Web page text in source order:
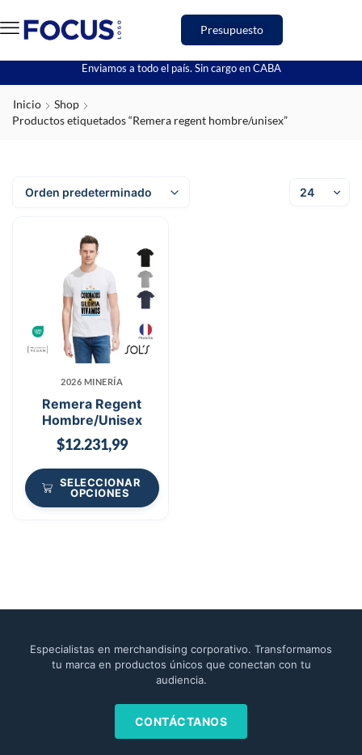
Presupuesto
Enviamos a todo el país. Sin cargo en CABA
Inicio
Shop
Productos etiquetados “Remera regent hombre/unisex”
2026 MINERÍA
Remera Regent
Hombre/Unisex
$12.231,99
SELECCIONAR
OPCIONES
Especialistas en merchandising corporativo. Transformamos
tu marca en productos únicos que conectan con tu
audiencia.
CONTÁCTANOS